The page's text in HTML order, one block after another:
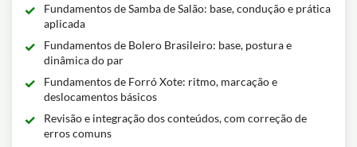
Fundamentos de Samba de Salão: base, condução e prática
aplicada
Fundamentos de Bolero Brasileiro: base, postura e
dinâmica do par
Fundamentos de Forró Xote: ritmo, marcação e
deslocamentos básicos
Revisão e integração dos conteúdos, com correção de
erros comuns